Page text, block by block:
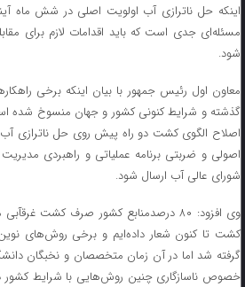
اینکه حل ناترازی آب اولویت اصلی در شش ماه
مسئله‌ای جدی است که باید اقدامات لازم برای
شود.
معاون اول رئیس جمهور با بیان اینکه برخی
گذشته و شرایط کنونی کشور و جهان منسوخ
اصلاح الگوی کشت دو راه پیش روی حل ناترازی
اصولی و ضربتی برنامه عملیاتی و راهبردی
شورای عالی آب ارسال شود.
وی افزود: ۸۰ درصدمنابع کشور صرف کشت
کشت تا کنون شعار داده‌ایم و برخی روش‌های نوین
گرفته شد اما در آن زمان متخصصان و نخبگان
خصوص ناسازگاری چنین روش‌هایی با شرایط کشور